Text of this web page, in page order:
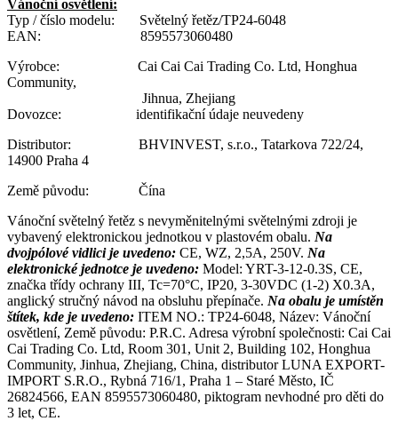
Vánoční osvětlení:
Typ / číslo modelu: Světelný řetěz/TP24-6048
EAN: 8595573060480
Výrobce: Cai Cai Cai Trading Co. Ltd, Honghua
Community,
Jihnua, Zhejiang
Dovozce: identifikační údaje neuvedeny
Distributor: BHVINVEST, s.r.o., Tatarkova 722/24,
14900 Praha 4
Země původu: Čína
Vánoční světelný řetěz s nevyměnitelnými světelnými zdroji je
vybavený elektronickou jednotkou v plastovém obalu. Na
dvojpólové vidlici je uvedeno: CE, WZ, 2,5A, 250V. Na
elektronické jednotce je uvedeno: Model: YRT-3-12-0.3S, CE,
značka třídy ochrany III, Tc=70°C, IP20, 3-30VDC (1-2) X0.3A,
anglický stručný návod na obsluhu přepínače. Na obalu je umístěn
štítek, kde je uvedeno: ITEM NO.: TP24-6048, Název: Vánoční
osvětlení, Země původu: P.R.C. Adresa výrobní společnosti: Cai Cai
Cai Trading Co. Ltd, Room 301, Unit 2, Building 102, Honghua
Community, Jinhua, Zhejiang, China, distributor LUNA EXPORT-
IMPORT S.R.O., Rybná 716/1, Praha 1 – Staré Město, IČ
26824566, EAN 8595573060480, piktogram nevhodné pro děti do
3 let, CE.